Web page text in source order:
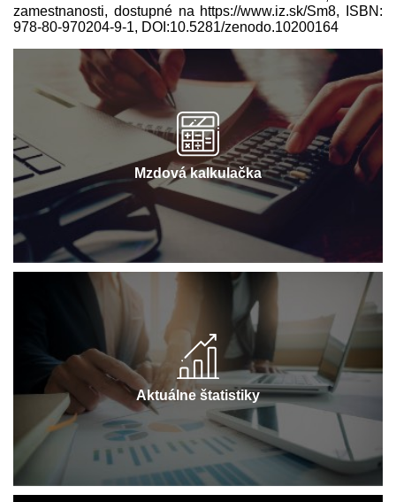
zamestnanosti, dostupné na https://www.iz.sk/​Sm8, ISBN:
978-80-970204-9-1, DOI:10.5281/zenodo.10200164
Mzdová kalkulačka
Aktuálne štatistiky